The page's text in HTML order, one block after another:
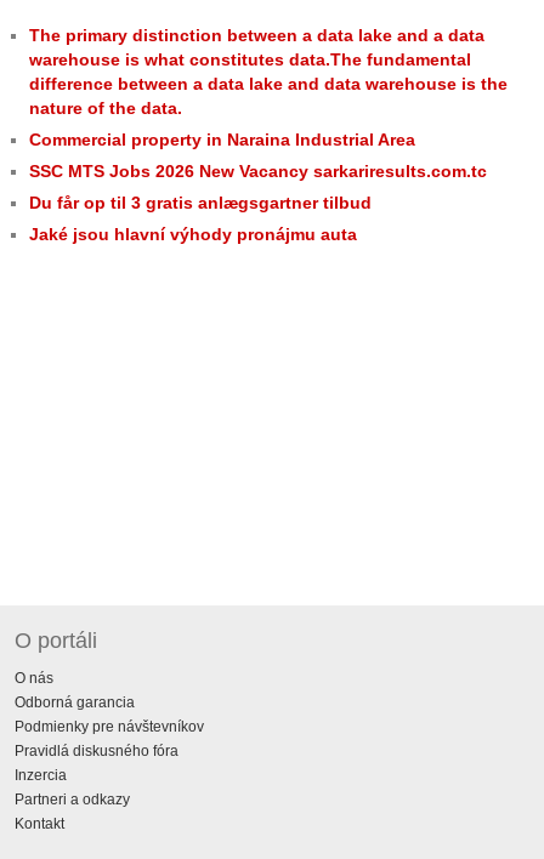
The primary distinction between a data lake and a data
warehouse is what constitutes data.The fundamental
difference between a data lake and data warehouse is the
nature of the data.
Commercial property in Naraina Industrial Area
SSC MTS Jobs 2026 New Vacancy sarkariresults.com.tc
Du får op til 3 gratis anlægsgartner tilbud
Jaké jsou hlavní výhody pronájmu auta
O portáli
O nás
Odborná garancia
Podmienky pre návštevníkov
Pravidlá diskusného fóra
Inzercia
Partneri a odkazy
Kontakt